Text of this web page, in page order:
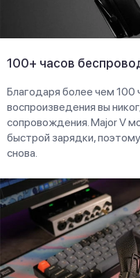
100+ часов
Благодаря более чем 100
воспроизведения вы
сопровождения. Major V
быстрой зарядки,
снова.